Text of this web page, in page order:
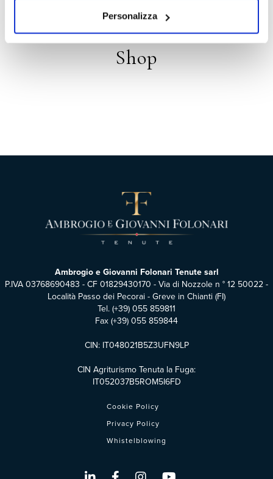
Personalizza
Shop
Cookie Policy
Privacy Policy
Whistelblowing
Ambrogio e Giovanni Folonari Tenute sarl
P.IVA 03768690483 - CF 01829430170 - Via di Nozzole n ° 12 50022 -
Località Passo dei Pecorai - Greve in Chianti (FI)
Tel.(+39) 055 859811
Fax (+39) 055 859844
CIN: IT048021B5Z3UFN9LP
CIN Agriturismo Tenuta la Fuga:
IT052037B5ROM5I6FD